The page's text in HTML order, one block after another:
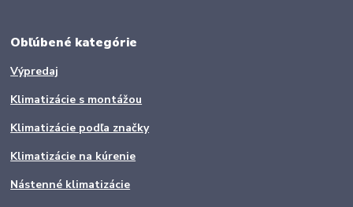
Obľúbené kategórie
Výpredaj
Klimatizácie s montážou
Klimatizácie podľa značky
Klimatizácie na kúrenie
Nástenné klimatizácie